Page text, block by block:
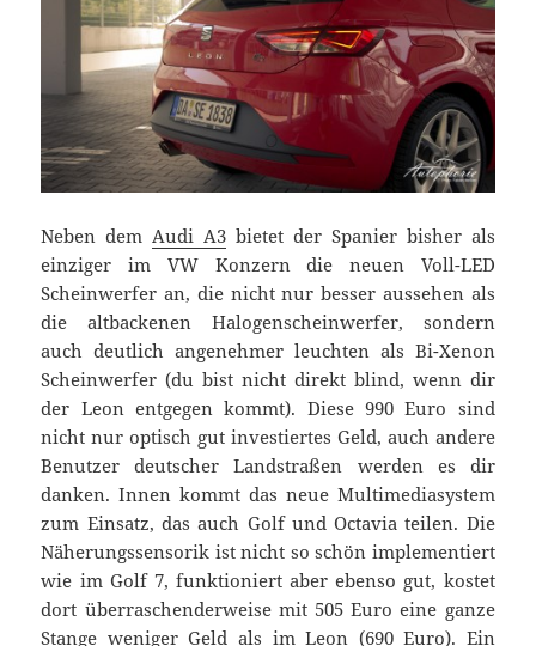
Neben dem Audi A3 bietet der Spanier bisher als
einziger im VW Konzern die neuen Voll-LED
Scheinwerfer an, die nicht nur besser aussehen als
die altbackenen Halogenscheinwerfer, sondern
auch deutlich angenehmer leuchten als Bi-Xenon
Scheinwerfer (du bist nicht direkt blind, wenn dir
der Leon entgegen kommt). Diese 990 Euro sind
nicht nur optisch gut investiertes Geld, auch andere
Benutzer deutscher Landstraßen werden es dir
danken. Innen kommt das neue Multimediasystem
zum Einsatz, das auch Golf und Octavia teilen. Die
Näherungssensorik ist nicht so schön implementiert
wie im Golf 7, funktioniert aber ebenso gut, kostet
dort überraschenderweise mit 505 Euro eine ganze
Stange weniger Geld als im Leon (690 Euro). Ein